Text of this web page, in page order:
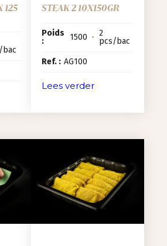
125
bac
STEAK 2 10X150GR
Poids
:
1500 • 2
pcs/bac
Ref. : AG100
Lees verder